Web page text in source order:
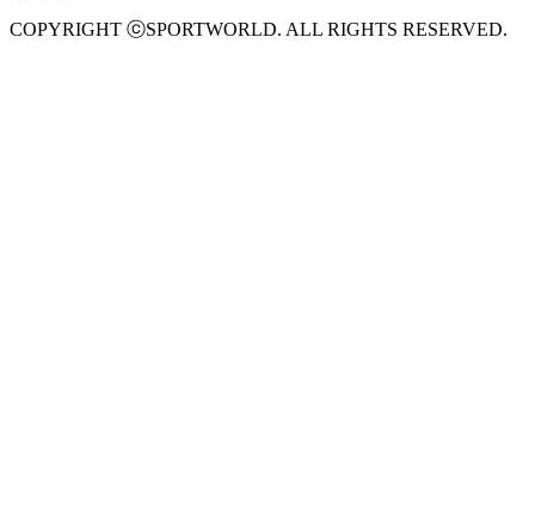
COPYRIGHT ⓒSPORTWORLD. ALL RIGHTS RESERVED.